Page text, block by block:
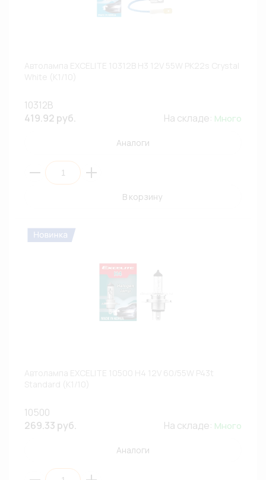
10312B
419.92 руб.
На складе: Много
Аналоги
В корзину
10500
269.33 руб.
На складе: Много
Аналоги